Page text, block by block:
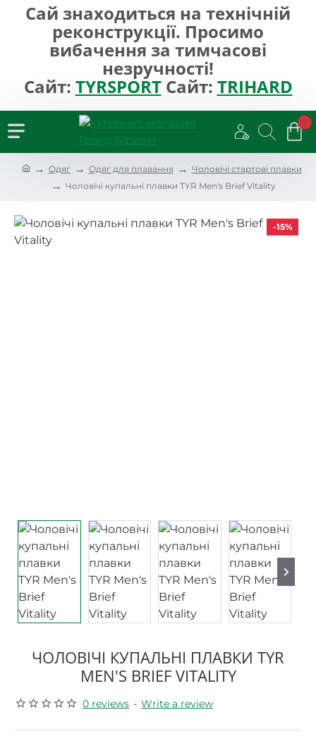
Сай знаходиться на технічній
реконструкції. Просимо
вибачення за тимчасові
незручності!
Сайт: TYRSPORTСайт: TRIHARD
0
h
Одяг Одяг для плавання
Чоловічі стартові плавки
Чоловічі купальні плавки TYR Men's Brief Vitality
-15%
ЧОЛОВІЧІ КУПАЛЬНІ ПЛАВКИ TYR
MEN'S BRIEF VITALITY
0 reviews - Write a review